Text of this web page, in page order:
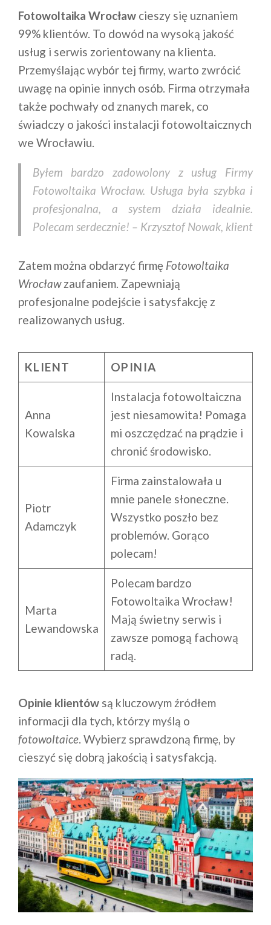
Fotowoltaika Wrocław cieszy się uznaniem
99% klientów. To dowód na wysoką jakość
usług i serwis zorientowany na klienta.
Przemyślając wybór tej firmy, warto zwrócić
uwagę na opinie innych osób. Firma otrzymała
także pochwały od znanych marek, co
świadczy o jakości instalacji fotowoltaicznych
we Wrocławiu.
Byłem bardzo zadowolony z usług Firmy
Fotowoltaika Wrocław. Usługa była szybka i
profesjonalna, a system działa idealnie.
Polecam serdecznie! – Krzysztof Nowak, klient
Zatem można obdarzyć firmę Fotowoltaika
Wrocławzaufaniem. Zapewniają
profesjonalne podejście i satysfakcję z
realizowanych usług.
KLIENT OPINIA
Anna
Kowalska
Instalacja fotowoltaiczna
jest niesamowita! Pomaga
mi oszczędzać na prądzie i
chronić środowisko.
Piotr
Adamczyk
Firma zainstalowała u
mnie panele słoneczne.
Wszystko poszło bez
problemów. Gorąco
polecam!
Marta
Lewandowska
Polecam bardzo
Fotowoltaika Wrocław!
Mają świetny serwis i
zawsze pomogą fachową
radą.
Opinie klientów są kluczowym źródłem
informacji dla tych, którzy myślą o
fotowoltaice. Wybierz sprawdzoną firmę, by
cieszyć się dobrą jakością i satysfakcją.